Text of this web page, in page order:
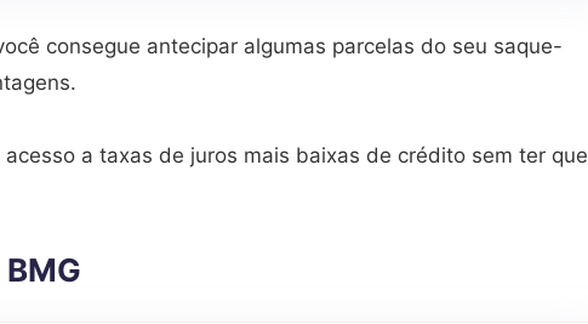
consegue antecipar algumas parcelas do seu saque-
a taxas de juros mais baixas de crédito sem ter que